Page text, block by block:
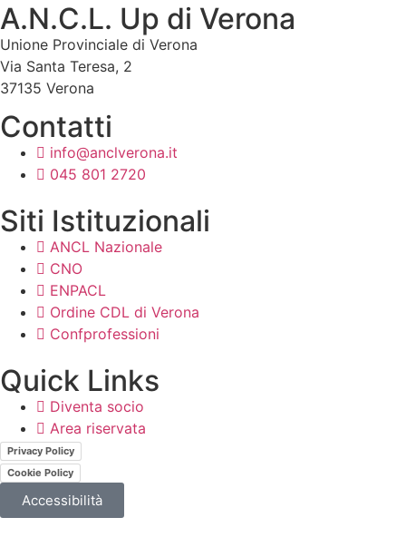
A.N.C.L. Up di Verona
Unione Provinciale di Verona
Via Santa Teresa, 2
37135 Verona
Contatti
info@anclverona.it
045 801 2720
Siti Istituzionali
ANCL Nazionale
CNO
ENPACL
Ordine CDL di Verona
Confprofessioni
Quick Links
Diventa socio
Area riservata
Privacy Policy
Cookie Policy
Accessibilità